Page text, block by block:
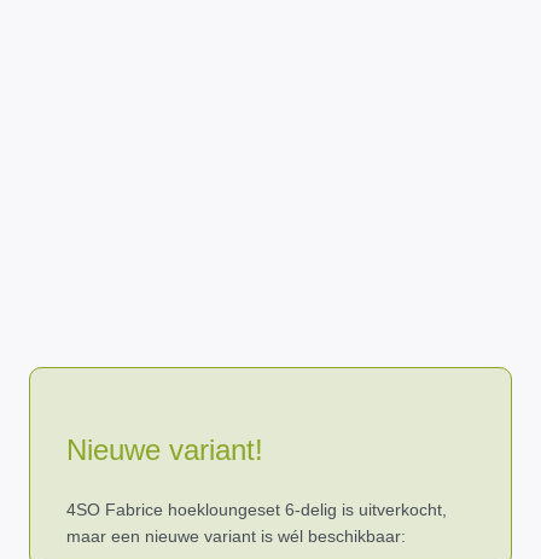
Nieuwe variant!
4SO Fabrice hoekloungeset 6-delig is uitverkocht,
maar een nieuwe variant is wél beschikbaar: